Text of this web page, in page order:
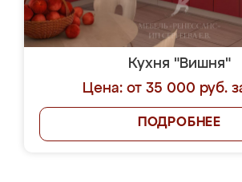
Кухня "Вишня"
Цена: от 35 000 руб.
ПОДРОБНЕЕ